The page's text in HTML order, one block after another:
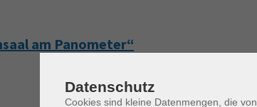
am Panometer“
Datenschutz
Cookies sind kleine Datenmengen, die